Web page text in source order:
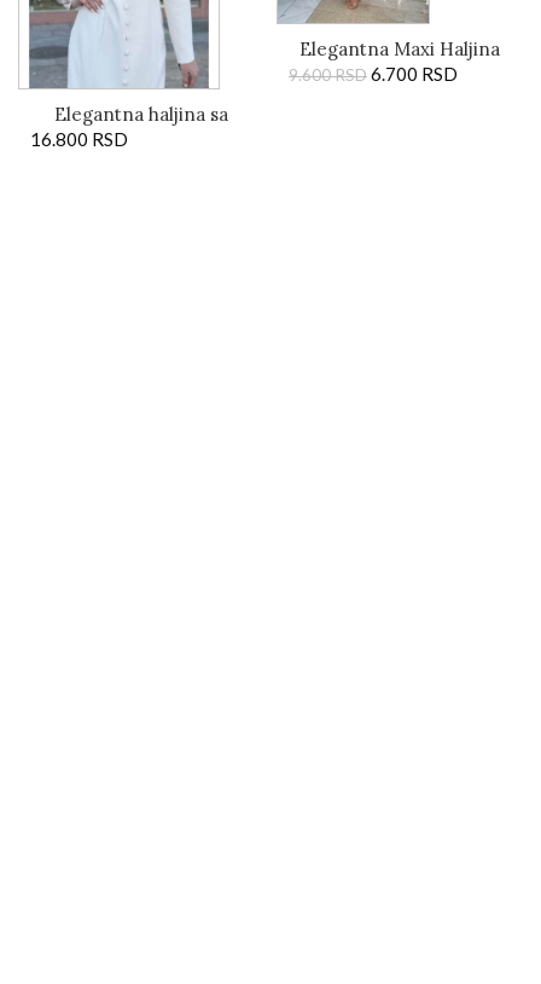
Elegantna haljina sa
ručno rađenim detaljima
16.800 RSD
Elegantna Maxi Haljina
na Preklop sa
9.600RSD6.700 RSD